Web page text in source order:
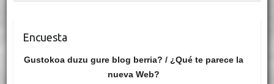
Encuesta
Gustokoa duzu gure blog berria? / ¿Qué te parece la
nueva Web?